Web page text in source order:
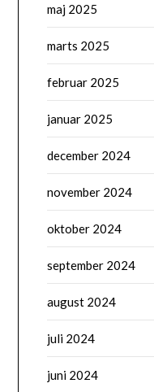
maj 2025
marts 2025
februar 2025
januar 2025
december 2024
november 2024
oktober 2024
september 2024
august 2024
juli 2024
juni 2024